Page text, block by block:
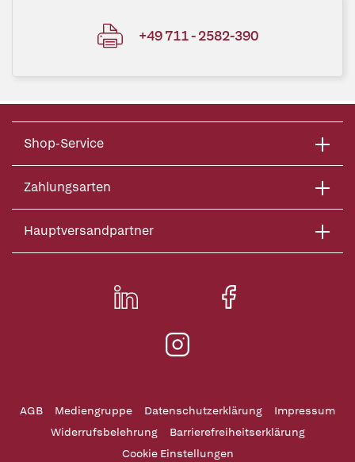
+49 711 - 2582-390
Shop-Service
Zahlungsarten
Hauptversandpartner
AGB Mediengruppe Datenschutzerklärung
Impressum
Widerrufsbelehrung
Barrierefreiheitserklärung
Cookie Einstellungen